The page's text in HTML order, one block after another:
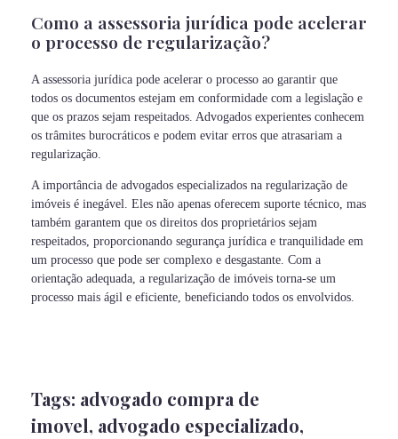
Como a assessoria jurídica pode acelerar
o processo de regularização?
A assessoria jurídica pode acelerar o processo ao garantir que
todos os documentos estejam em conformidade com a legislação e
que os prazos sejam respeitados. Advogados experientes conhecem
os trâmites burocráticos e podem evitar erros que atrasariam a
regularização.
A importância de advogados especializados na regularização de
imóveis é inegável. Eles não apenas oferecem suporte técnico, mas
também garantem que os direitos dos proprietários sejam
respeitados, proporcionando segurança jurídica e tranquilidade em
um processo que pode ser complexo e desgastante. Com a
orientação adequada, a regularização de imóveis torna-se um
processo mais ágil e eficiente, beneficiando todos os envolvidos.
Tags: advogado compra de
imovel, advogado especializado,